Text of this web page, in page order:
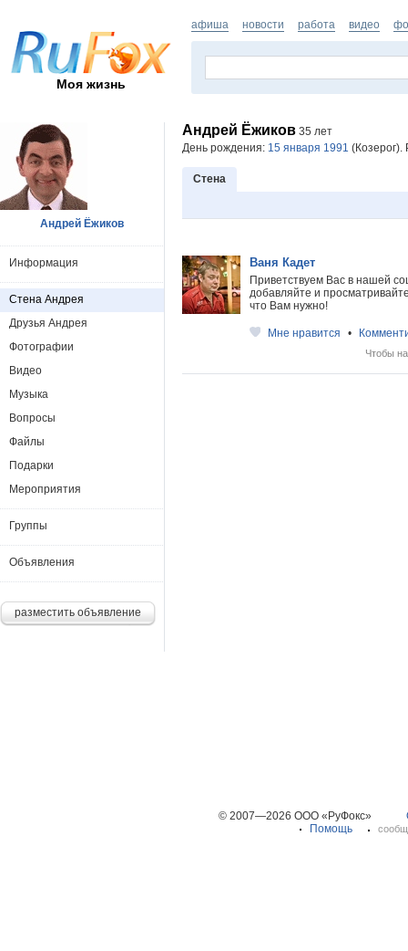
Моя жизнь
афиша новости работа видео
Андрей Ёжиков 35 лет
День рождения: 15 января 1991 (Козерог).
Стена
Ваня Кадет
Приветствуем Вас в нашей
добавляйте и
что Вам нужно!
Мне нравится •
Чтобы
Андрей Ёжиков
Информация
Стена Андрея
Друзья Андрея
Фотографии
Видео
Музыка
Вопросы
Файлы
Подарки
Мероприятия
Группы
Объявления
разместить объявление
© 2007—2026 ООО «РуФокс»
Помощь